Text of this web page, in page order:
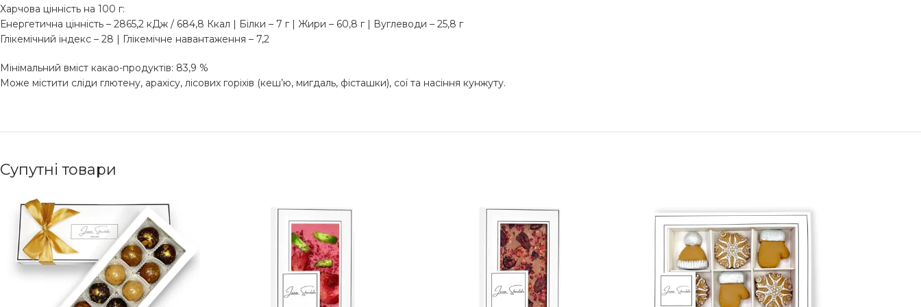
Харчова цінність на 100 г:
Енергетична цінність – 2865,2 кДж / 684,8 Ккал | Білки – 7 г | Жири – 60,8 г | Вуглеводи – 25,8 г
Глікемічний індекс – 28 | Глікемічне навантаження – 7,2
Мінімальний вміст какао-продуктів: 83,9 %
Може містити сліди глютену, арахісу, лісових горіхів (кеш’ю, мигдаль, фісташки), сої та насіння кунжуту.
Супутні товари